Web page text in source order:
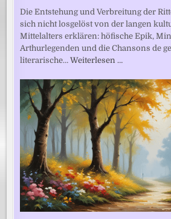
Die Entstehung und Verbreitung der
sich nicht losgelöst von der langen
Mittelalters erklären: höfische Epik,
Arthurlegenden und die Chansons de
literarische…Weiterlesen …